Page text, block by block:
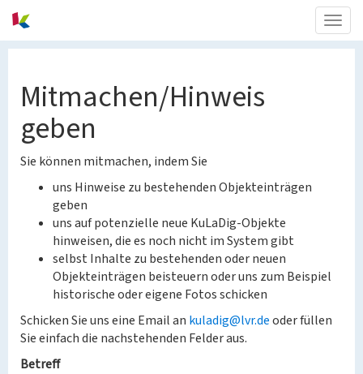
Mitmachen/Hinweis
geben
Sie können mitmachen, indem Sie
uns Hinweise zu bestehenden Objekteinträgen
geben
uns auf potenzielle neue KuLaDig-Objekte
hinweisen, die es noch nicht im System gibt
selbst Inhalte zu bestehenden oder neuen
Objekteinträgen beisteuern oder uns zum Beispiel
historische oder eigene Fotos schicken
Schicken Sie uns eine Email an kuladig@lvr.deoder füllen
Sie einfach die nachstehenden Felder aus.
Betreff